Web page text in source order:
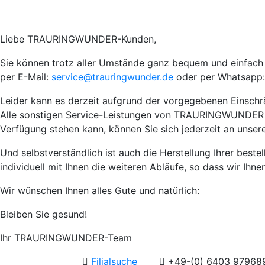
Liebe TRAURINGWUNDER-Kunden,
Sie können trotz aller Umstände ganz bequem und
per E-Mail: service@trauringwunder.de oder per
Leider kann es derzeit aufgrund der vorgegebenen
Alle sonstigen Service-Leistungen von
Verfügung stehen kann, können Sie sich jederzeit an
Und selbstverständlich ist auch die Herstellung Ihrer
individuell mit Ihnen die weiteren Abläufe, so dass wir
Wir wünschen Ihnen alles Gute und natürlich:
Bleiben Sie gesund!
Ihr TRAURINGWUNDER-Team
Filialsuche
+49-(0) 6403